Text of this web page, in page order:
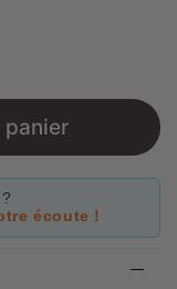
panier
écoute !